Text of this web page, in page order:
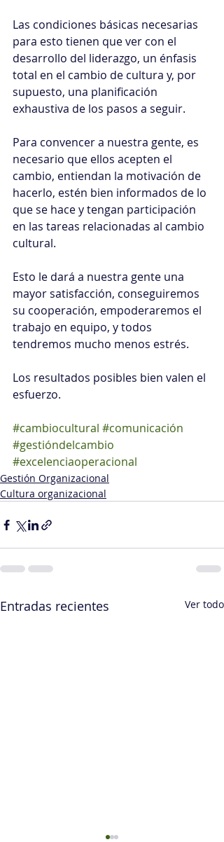
Las condiciones básicas necesarias
para esto tienen que ver con el
desarrollo del liderazgo, un énfasis
total en el cambio de cultura y, por
supuesto, una planificación
exhaustiva de los pasos a seguir.
Para convencer a nuestra gente, es
necesario que ellos acepten el
cambio, entiendan la motivación de
hacerlo, estén bien informados de lo
que se hace y tengan participación
en las tareas relacionadas al cambio
cultural.
Esto le dará a nuestra gente una
mayor satisfacción, conseguiremos
su cooperación, empoderaremos el
trabajo en equipo, y todos
tendremos mucho menos estrés.
Los resultados posibles bien valen el
esfuerzo.
#cambiocultural #comunicación
#gestióndelcambio
#excelenciaoperacional
Gestión Organizacional
Cultura organizacional
Entradas recientes Ver todo